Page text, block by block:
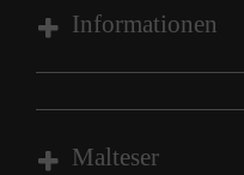
Unsere Wohngruppen
Informationen
Impressum
Datenschutz
Malteser